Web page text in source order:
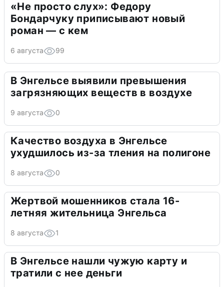
«Не просто слух»: Федору
Бондарчуку приписывают новый
роман — с кем
6 августа 99
В Энгельсе выявили превышения
загрязняющих веществ в воздухе
9 августа 0
Качество воздуха в Энгельсе
ухудшилось из-за тления на полигоне
8 августа 0
Жертвой мошенников стала 16-
летняя жительница Энгельса
8 августа 1
В Энгельсе нашли чужую карту и
тратили с нее деньги